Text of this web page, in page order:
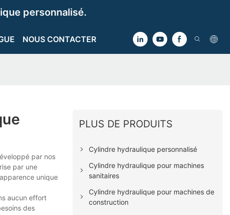
personnalisé.
NOUS CONTACTER
par nos
par une
unique
aucun effort
des
PLUS DE PRODUITS
Cylindre hydraulique personnalisé
Cylindre hydraulique pour machines
sanitaires
Cylindre hydraulique pour machines de
construction